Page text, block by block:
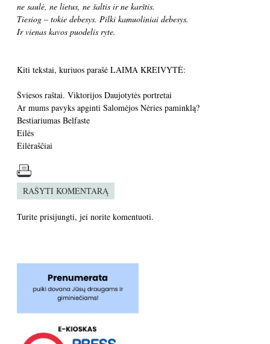
ne saulė, ne lietus, ne šaltis ir ne karštis.
Tiesiog – tokie debesys. Pilki kamuoliniai debesys.
Ir vienas kavos puodelis ryte.
Kiti tekstai, kuriuos parašė LAIMA KREIVYTĖ:
Šviesos raštai. Viktorijos Daujotytės portretai
Ar mums pavyks apginti Salomėjos Nėries paminklą?
Bestiariumas Belfaste
Eilės
Eilėraščiai
RAŠYTI KOMENTARĄ
Turite prisijungti, jei norite komentuoti.